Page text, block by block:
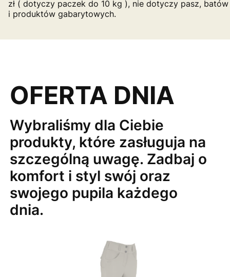
zł ( dotyczy paczek do 10 kg ), nie dotyczy pasz, batów
i produktów gabarytowych.
OFERTA DNIA
Wybraliśmy dla Ciebie
produkty, które zasługuja na
szczególną uwagę. Zadbaj o
komfort i styl swój oraz
swojego pupila każdego
dnia.